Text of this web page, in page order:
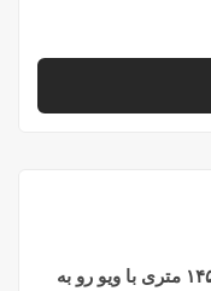
فروش واحد آپارتمان ۱۴۵ متری با ویو رو به